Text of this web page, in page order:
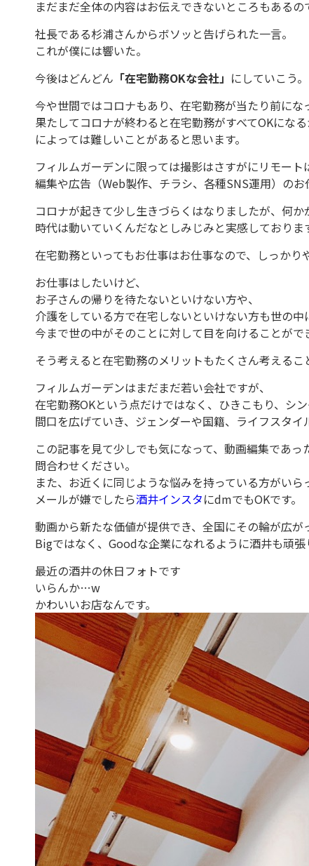
まだまだ全体の内容はお伝えできないところもあるの
社長である杉浦さんからボソッと告げられた一言。
これが僕には響いた。
今後はどんどん 「在宅勤務OKな会社」 にしていこう。
今や世間ではコロナもあり、在宅勤務が当たり前にな
果たしてコロナが終わると在宅勤務がすべてOKにな
によっては難しいことがあると思います。
フィルムガーデンに限っては撮影はさすがにリモート
編集や広告（Web製作、チラシ、各種SNS運用）のお
コロナが起きて少し生きづらくはなりましたが、何か
時代は動いていくんだなとしみじみと実感しておりま
在宅勤務といってもお仕事はお仕事なので、しっかり
お仕事はしたいけど、
お子さんの帰りを待たないといけない方や、
介護をしている方で在宅しないといけない方も世の中
今まで世の中がそのことに対して目を向けることがで
そう考えると在宅勤務のメリットもたくさん考えるこ
フィルムガーデンはまだまだ若い会社ですが、
在宅勤務OKという点だけではなく、ひきこもり、シ
間口を広げていき、ジェンダーや国籍、ライフスタ
この記事を見て少しでも気になって、動画編集であ
問合わせください。
また、お近くに同じような悩みを持っている方がいら
メールが嫌でしたら酒井インスタにdmでもOKです。
動画から新たな価値が提供でき、全国にその輪が広が
Bigではなく、Goodな企業になれるように酒井も頑張
最近の酒井の休日フォトです
いらんか…w
かわいいお店なんです。